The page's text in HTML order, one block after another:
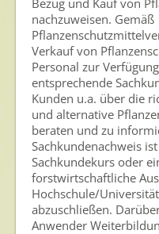
Bezug und Kauf von
nachzuweisen. Gemäß
Verkauf von
Personal zur
entsprechende
Kunden u.a. über die
und alternative
beraten und zu
Sachkundenachweis
Sachkundekurs oder
forstwirtschaftliche
Hochschule/
abzuschließen.
Anwender